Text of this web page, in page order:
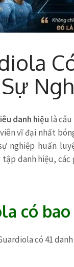
danh hiệu là
vĩ đại nhất
nghiệp huấn
danh hiệu,
có
có 41